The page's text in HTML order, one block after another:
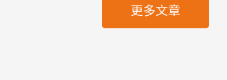
更多文章